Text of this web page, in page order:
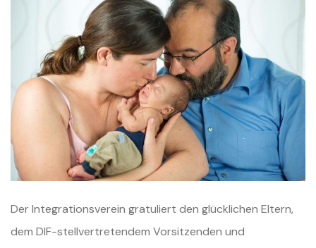
Der Integrationsverein gratuliert den glücklichen Eltern,
dem DIF-stellvertretendem Vorsitzenden und